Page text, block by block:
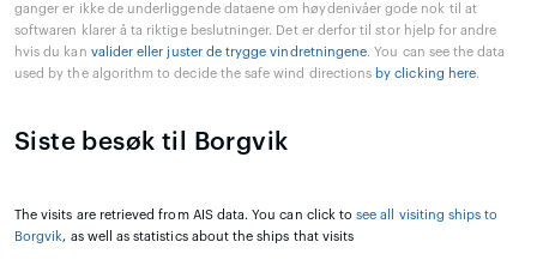
ganger er ikke de underliggende dataene om høydenivåer gode nok til at
softwaren klarer å ta riktige beslutninger. Det er derfor til stor hjelp for andre
hvis du kan valider eller juster de trygge vindretningene. You can see the data
used by the algorithm to decide the safe wind directions by clicking here.
Siste besøk til Borgvik
The visits are retrieved from AIS data. You can click tosee all visiting ships to
Borgvik, as well as statistics about the ships that visits